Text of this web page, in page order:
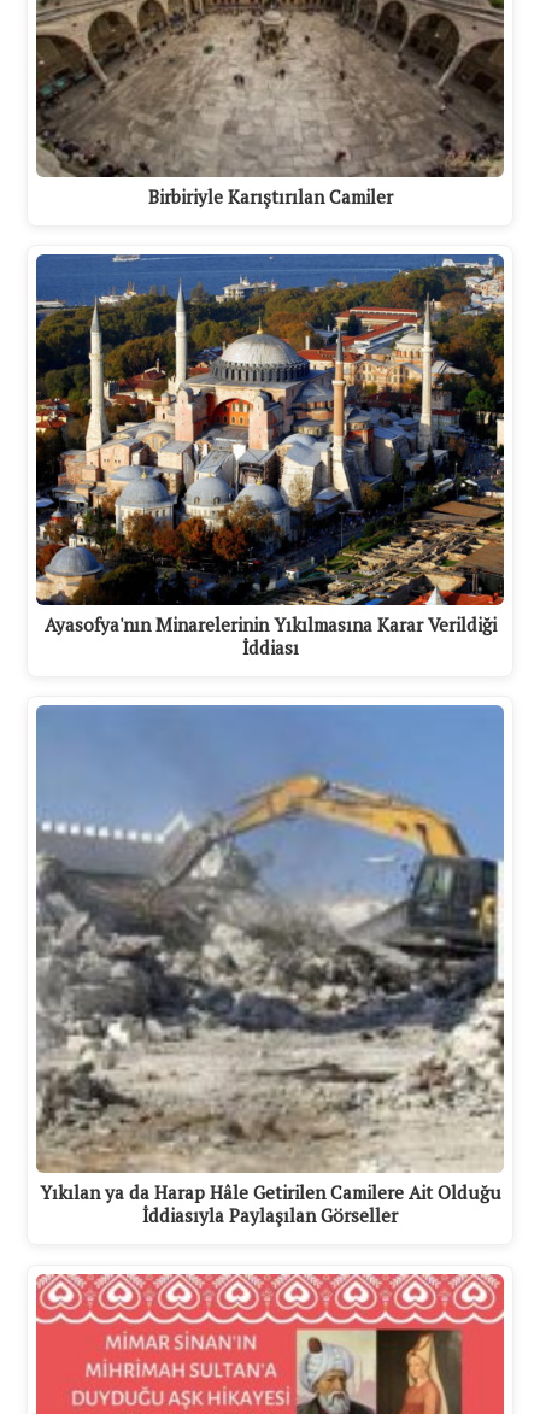
Birbiriyle Karıştırılan Camiler
Ayasofya'nın Minarelerinin Yıkılmasına Karar Verildiği
İddiası
Yıkılan ya da Harap Hâle Getirilen Camilere Ait Olduğu
İddiasıyla Paylaşılan Görseller